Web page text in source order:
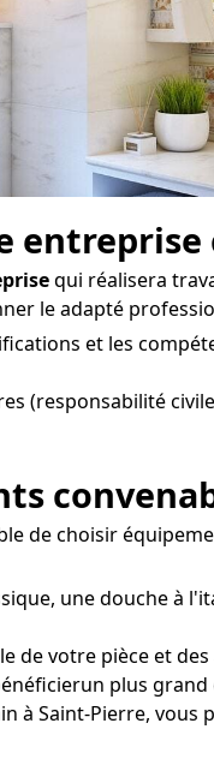
qui réalisera
le adapté
et les
(responsabilité
de choisir
une douche à
de votre pièce et
plus
à Saint-Pierre,